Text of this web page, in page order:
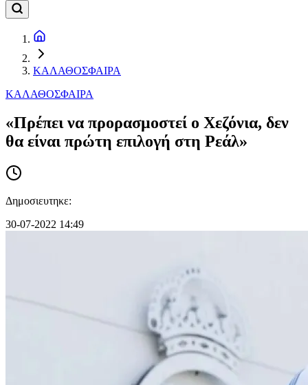
ΚΑΛΑΘΟΣΦΑΙΡΑ
ΚΑΛΑΘΟΣΦΑΙΡΑ
«Πρέπει να προρασμοστεί ο Χεζόνια, δεν
θα είναι πρώτη επιλογή στη Ρεάλ»
Δημοσιευτηκε:
30-07-2022 14:49